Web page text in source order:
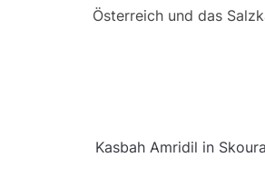
Österreich und das
Kasbah Amridil in